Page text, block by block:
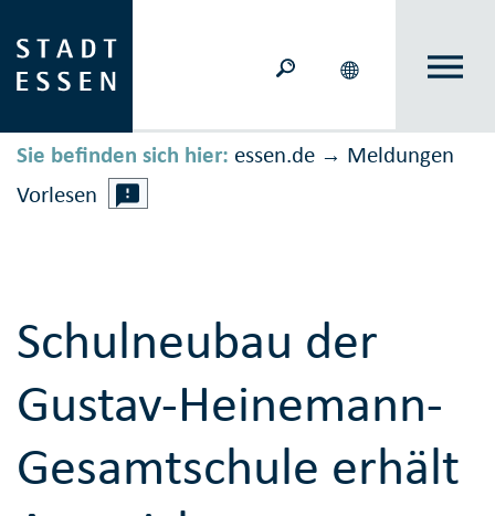
Sie befinden sich hier: essen.de → Meldungen
Vorlesen
Schulneubau der
Gustav-Heinemann-
Gesamtschule erhält